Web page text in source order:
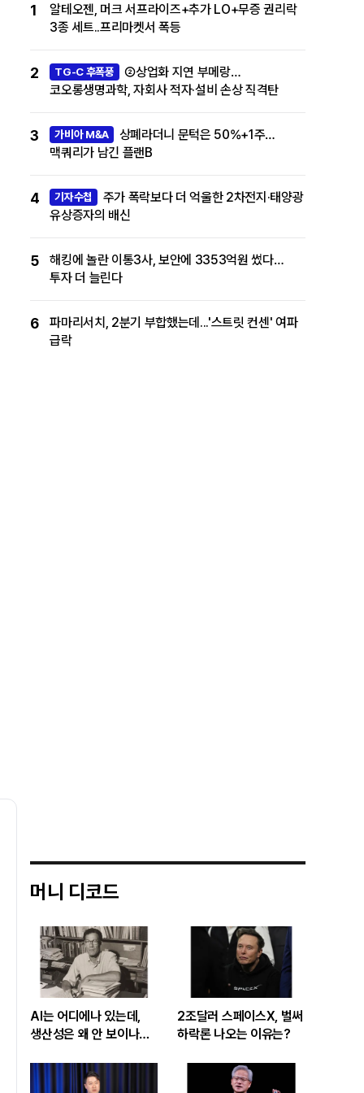
1
알테오젠, 머크 서프라이즈+추가 LO+무증 권리락
3종 세트..프리마켓서 폭등
2 TG-C 후폭풍
②상업화 지연 부메랑…
코오롱생명과학, 자회사 적자·설비 손상 직격탄
3 가비아 M&A
상폐라더니 문턱은 50%+1주…
맥쿼리가 남긴 플랜B
4 기자수첩
주가 폭락보다 더 억울한 2차전지·태양광
유상증자의 배신
5
해킹에 놀란 이통3사, 보안에 3353억원 썼다…
투자 더 늘린다
6
파마리서치, 2분기 부합했는데...'스트릿 컨센' 여파
급락
머니 디코드
AI는 어디에나 있는데,
생산성은 왜 안 보이나…
‘솔로우 패러독스’
2조달러 스페이스X, 벌써
하락론 나오는 이유는?